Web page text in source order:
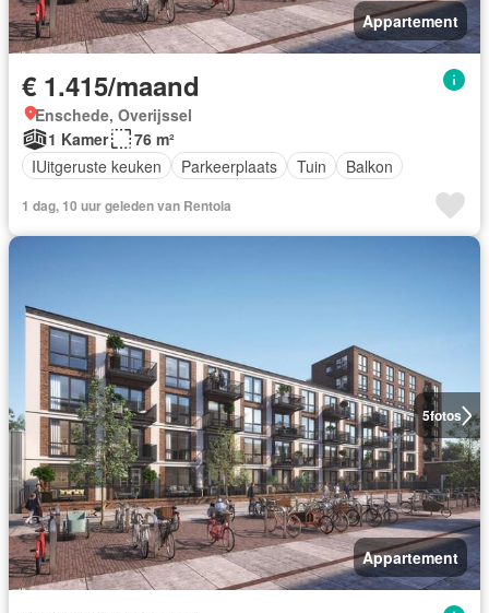
Appartement
€ 1.415/maand
Enschede, Overijssel
1 Kamer
76 m²
IUitgeruste keuken
Parkeerplaats Tuin Balkon
1 dag, 10 uur geleden van Rentola
5fotos
Appartement